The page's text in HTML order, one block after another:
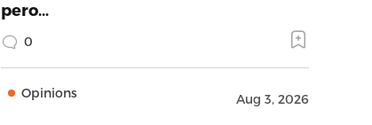
pero…
0
Opinions Aug 3, 2026